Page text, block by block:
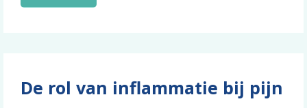
De rol van inflammatie bij pijn